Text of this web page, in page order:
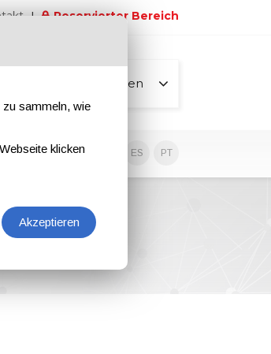
Reservierter Bereich
Alle Seiten
EN IT ES PT
sammeln, wie
klicken
Akzeptieren